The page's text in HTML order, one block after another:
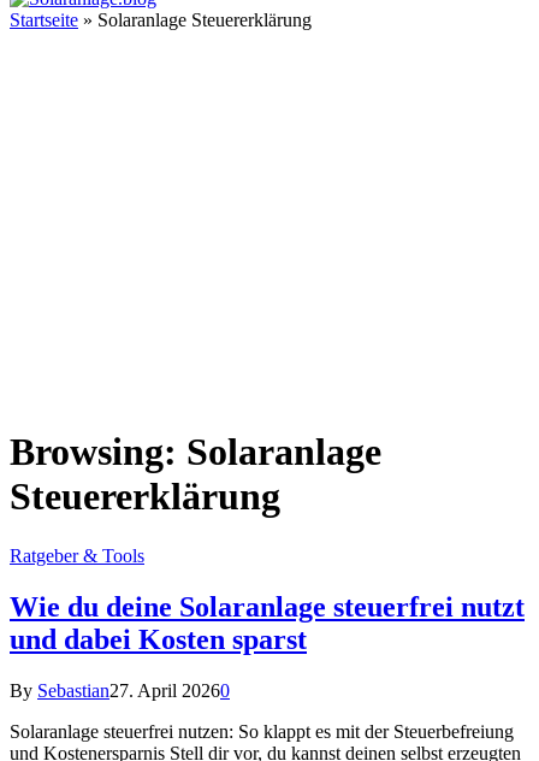
Startseite » Solaranlage Steuererklärung
Browsing: Solaranlage
Steuererklärung
Ratgeber & Tools
Wie du deine Solaranlage steuerfrei nutzt
und dabei Kosten sparst
By Sebastian27. April 20260
Solaranlage steuerfrei nutzen: So klappt es mit der Steuerbefreiung
und Kostenersparnis Stell dir vor, du kannst deinen selbst erzeugten